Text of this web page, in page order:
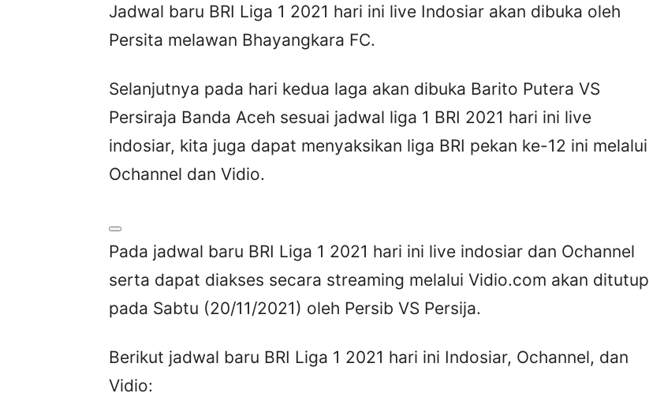
Jadwal baru BRI Liga 1 2021 hari ini live Indosiar akan dibuka oleh
Persita melawan Bhayangkara FC.
Selanjutnya pada hari kedua laga akan dibuka Barito Putera VS
Persiraja Banda Aceh sesuai jadwal liga 1 BRI 2021 hari ini live
indosiar, kita juga dapat menyaksikan liga BRI pekan ke-12 ini melalui
Ochannel dan Vidio.
Pada jadwal baru BRI Liga 1 2021 hari ini live indosiar dan Ochannel
serta dapat diakses secara streaming melalui Vidio.com akan ditutup
pada Sabtu (20/11/2021) oleh Persib VS Persija.
Berikut jadwal baru BRI Liga 1 2021 hari ini Indosiar, Ochannel, dan
Vidio: